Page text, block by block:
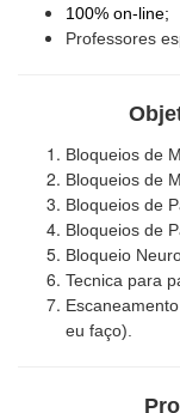
100% on-line;
Professores
Bloqueios de
Bloqueios de
Bloqueios de
Bloqueios de
Bloqueio
Tecnica para
eu faço).